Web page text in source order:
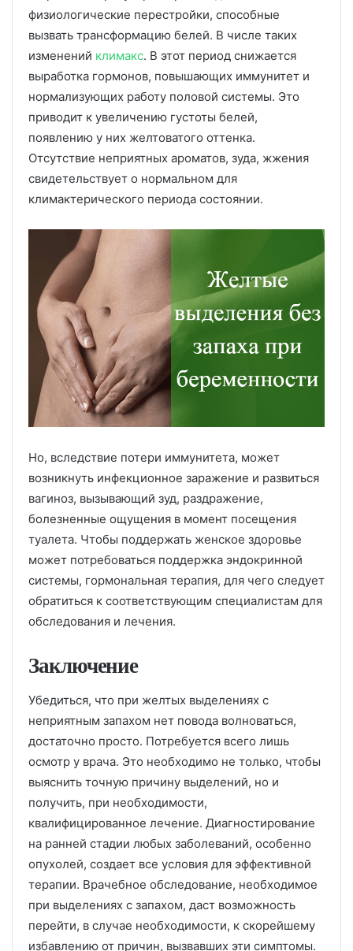
физиологические перестройки, способные
вызвать трансформацию белей. В числе таких
изменений климакс. В этот период снижается
выработка гормонов, повышающих иммунитет и
нормализующих работу половой системы. Это
приводит к увеличению густоты белей,
появлению у них желтоватого оттенка.
Отсутствие неприятных ароматов, зуда, жжения
свидетельствует о нормальном для
климактерического периода состоянии.
Но, вследствие потери иммунитета, может
возникнуть инфекционное заражение и развиться
вагиноз, вызывающий зуд, раздражение,
болезненные ощущения в момент посещения
туалета. Чтобы поддержать женское здоровье
может потребоваться поддержка эндокринной
системы, гормональная терапия, для чего следует
обратиться к соответствующим специалистам для
обследования и лечения.
Заключение
Убедиться, что при желтых выделениях с
неприятным запахом нет повода волноваться,
достаточно просто. Потребуется всего лишь
осмотр у врача. Это необходимо не только, чтобы
выяснить точную причину выделений, но и
получить, при необходимости,
квалифицированное лечение. Диагностирование
на ранней стадии любых заболеваний, особенно
опухолей, создает все условия для эффективной
терапии. Врачебное обследование, необходимое
при выделениях с запахом, даст возможность
перейти, в случае необходимости, к скорейшему
избавлению от причин, вызвавших эти симптомы.